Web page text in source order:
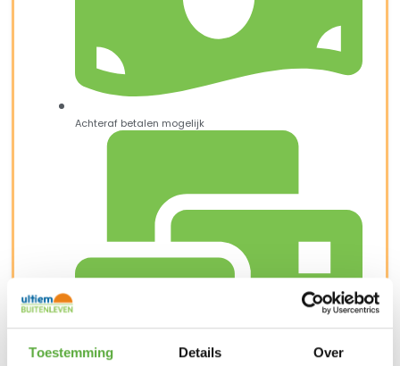
Toestemming Details Over
Achteraf betalen mogelijk